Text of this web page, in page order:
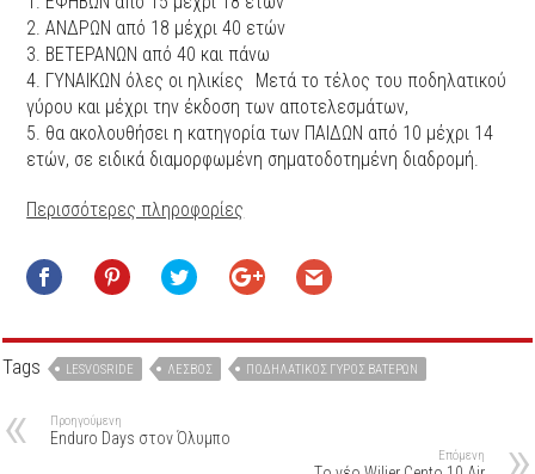
2. ΑΝΔΡΩΝ από 18 μέχρι 40 ετών
3. ΒΕΤΕΡΑΝΩΝ από 40 και πάνω
4. ΓΥΝΑΙΚΩΝ όλες οι ηλικίες Μετά το τέλος του ποδηλατικού
γύρου και μέχρι την έκδοση των αποτελεσμάτων,
5. θα ακολουθήσει η κατηγορία των ΠΑΙΔΩΝ από 10 μέχρι 14
ετών, σε ειδικά διαμορφωμένη σηματοδοτημένη διαδρομή.
Περισσότερες πληροφορίες
Tags LESVOSRIDE ΛΈΣΒΟΣ ΠΟΔΗΛΑΤΙΚΌΣ ΓΎΡΟΣ ΒΑΤΕΡΏΝ
Προηγούμενη
Enduro Days στον Όλυμπο
Επόμενη